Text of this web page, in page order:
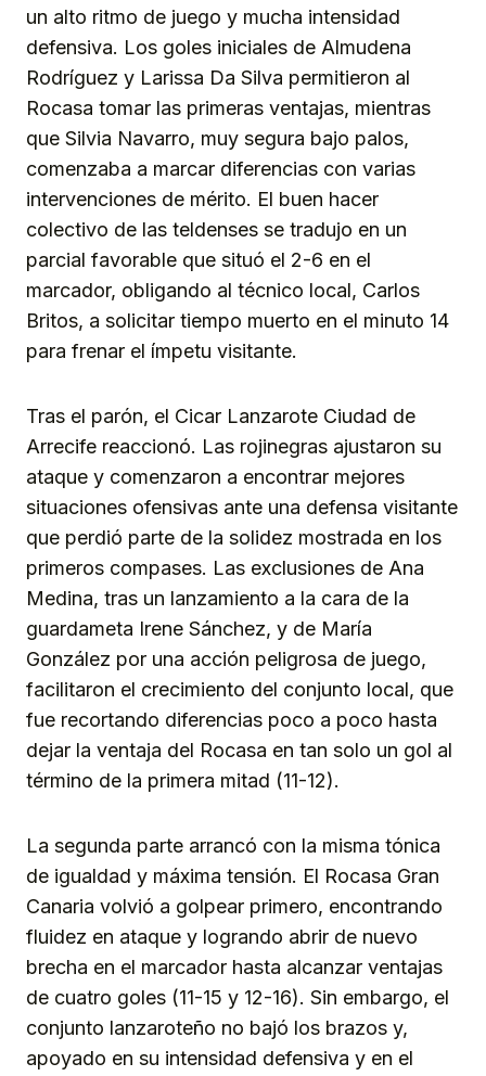
un alto ritmo de juego y mucha intensidad
defensiva. Los goles iniciales de Almudena
Rodríguez y Larissa Da Silva permitieron al
Rocasa tomar las primeras ventajas, mientras
que Silvia Navarro, muy segura bajo palos,
comenzaba a marcar diferencias con varias
intervenciones de mérito. El buen hacer
colectivo de las teldenses se tradujo en un
parcial favorable que situó el 2-6 en el
marcador, obligando al técnico local, Carlos
Britos, a solicitar tiempo muerto en el minuto 14
para frenar el ímpetu visitante.
Tras el parón, el Cicar Lanzarote Ciudad de
Arrecife reaccionó. Las rojinegras ajustaron su
ataque y comenzaron a encontrar mejores
situaciones ofensivas ante una defensa visitante
que perdió parte de la solidez mostrada en los
primeros compases. Las exclusiones de Ana
Medina, tras un lanzamiento a la cara de la
guardameta Irene Sánchez, y de María
González por una acción peligrosa de juego,
facilitaron el crecimiento del conjunto local, que
fue recortando diferencias poco a poco hasta
dejar la ventaja del Rocasa en tan solo un gol al
término de la primera mitad (11-12).
La segunda parte arrancó con la misma tónica
de igualdad y máxima tensión. El Rocasa Gran
Canaria volvió a golpear primero, encontrando
fluidez en ataque y logrando abrir de nuevo
brecha en el marcador hasta alcanzar ventajas
de cuatro goles (11-15 y 12-16). Sin embargo, el
conjunto lanzaroteño no bajó los brazos y,
apoyado en su intensidad defensiva y en el